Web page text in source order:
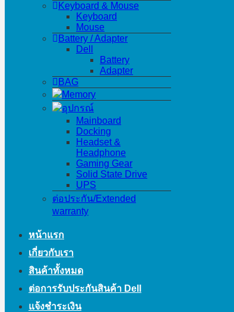
Keyboard & Mouse
Keyboard
Mouse
Battery / Adapter
Dell
Battery
Adapter
BAG
Memory
อุปกรณ์
Mainboard
Docking
Headset &
Headphone
Gaming Gear
Solid State Drive
UPS
ต่อประกัน/Extended
warranty
หน้าแรก
เกี่ยวกับเรา
สินค้าทั้งหมด
ต่อการรับประกันสินค้า Dell
แจ้งชำระเงิน